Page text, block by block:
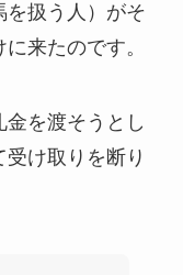
を扱う人）がそ
来たのです。
を渡そうとし
け取りを断り